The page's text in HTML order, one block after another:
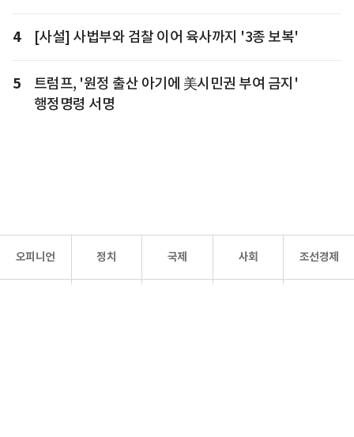
4 [사설] 사법부와 검찰 이어 육사까지 '3종 보복'
5
트럼프, '원정 출산 아기에 美시민권 부여 금지'
행정명령 서명
오피니언 정치 국제 사회 조선경제